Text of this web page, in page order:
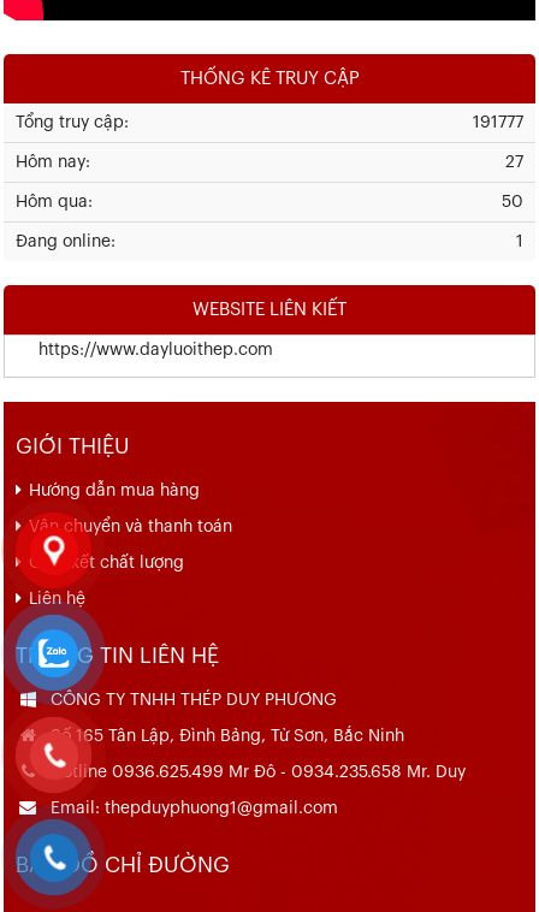
THỐNG KÊ TRUY CẬP
191777
Tổng truy cập:
27
Hôm nay:
50
Hôm qua:
1
Đang online:
WEBSITE LIÊN KIẾT
https://www.dayluoithep.com
GIỚI THIỆU
Hướng dẫn mua hàng
Vận chuyển và thanh toán
Cam kết chất lượng
Liên hệ
THÔNG TIN LIÊN HỆ
CÔNG TY TNHH THÉP DUY PHƯƠNG
Số 165 Tân Lập, Đình Bảng, Từ Sơn, Bắc Ninh
Hotline 0936.625.499 Mr Đô - 0934.235.658 Mr. Duy
Email: thepduyphuong1@gmail.com
BẢN ĐỒ CHỈ ĐƯỜNG